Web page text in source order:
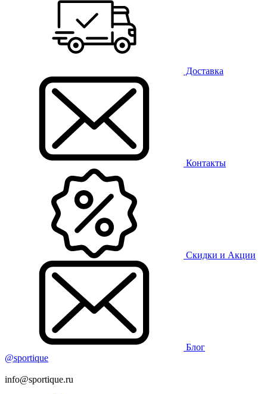
Доставка
Контакты
Скидки и Акции
Блог
@sportique
info@sportique.ru